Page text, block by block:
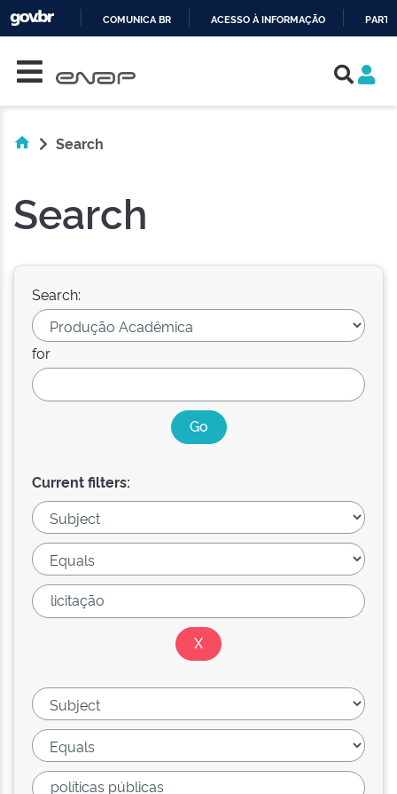
COMUNICA BR ACESSO À INFORMAÇÃO
Search
Search
Search:
for
Current filters: